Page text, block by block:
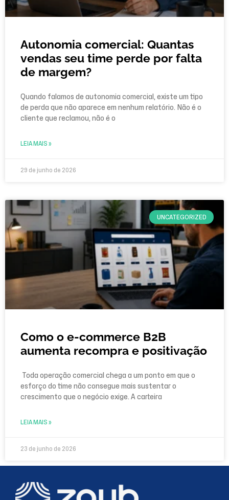
Autonomia comercial: Quantas
vendas seu time perde por falta
de margem?
Quando falamos de autonomia comercial, existe um tipo
de perda que não aparece em nenhum relatório. Não é o
cliente que reclamou, não é o
LEIA MAIS »
29 de junho de 2026
UNCATEGORIZED
Como o e-commerce B2B
aumenta recompra e positivação
Toda operação comercial chega a um ponto em que o
esforço do time não consegue mais sustentar o
crescimento que o negócio exige. A carteira
LEIA MAIS »
23 de junho de 2026